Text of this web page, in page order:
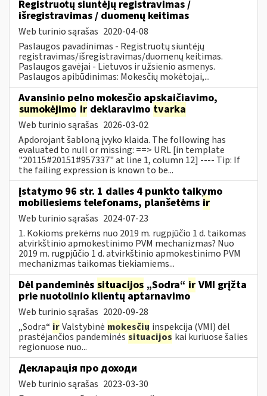
Registruotų siuntėjų registravimas /
išregistravimas / duomenų keitimas
Web turinio sąrašas 2020-04-08
Paslaugos pavadinimas - Registruotų siuntėjų
registravimas/išregistravimas/duomenų keitimas.
Paslaugos gavėjai - Lietuvos ir užsienio asmenys.
Paslaugos apibūdinimas: Mokesčių mokėtojai,...
Avansinio pelno mokesčio apskaičiavimo,
sumokėjimo ir deklaravimo tvarka
Web turinio sąrašas 2026-03-02
Apdorojant šabloną įvyko klaida. The following has
evaluated to null or missing: ==> URL [in template
"20115#20151#957337" at line 1, column 12] ---- Tip: If
the failing expression is known to be...
įstatymo 96 str. 1 dalies 4 punkto taikymo
mobiliesiems telefonams, planšetėms ir
Web turinio sąrašas 2024-07-23
1. Kokioms prekėms nuo 2019 m. rugpjūčio 1 d. taikomas
atvirkštinio apmokestinimo PVM mechanizmas? Nuo
2019 m. rugpjūčio 1 d. atvirkštinio apmokestinimo PVM
mechanizmas taikomas tiekiamiems...
Dėl pandeminės situacijos „Sodra“ ir VMI grįžta
prie nuotolinio klientų aptarnavimo
Web turinio sąrašas 2020-09-28
„Sodra“ irValstybinė mokesčių inspekcija (VMI) dėl
prastėjančios pandeminėssituacijos kai kuriuose šalies
regionuose nuo...
Декларація про доходи
Web turinio sąrašas 2023-03-30